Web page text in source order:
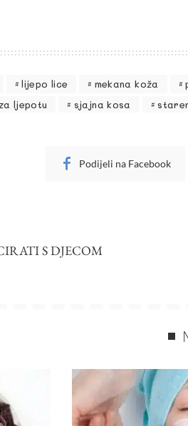
lijepo lice mekana koža
ljepotu sjajna kosa
Podijeli na Facebook
S DJECOM